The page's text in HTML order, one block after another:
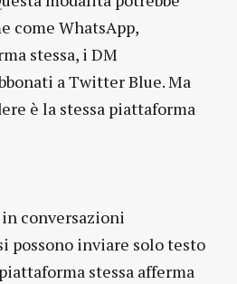
come WhatsApp,
stessa, i DM
a Twitter Blue. Ma
è la stessa piattaforma
conversazioni
possono inviare solo testo
stessa afferma